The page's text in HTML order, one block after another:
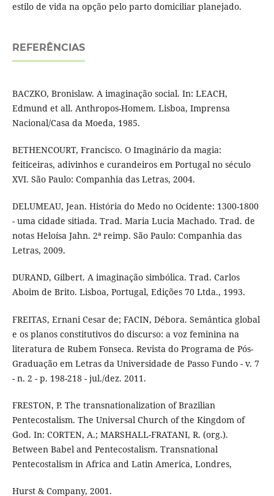
estilo de vida na opção pelo parto domiciliar planejado.
REFERÊNCIAS
BACZKO, Bronislaw. A imaginação social. In: LEACH,
Edmund et all. Anthropos-Homem. Lisboa, Imprensa
Nacional/Casa da Moeda, 1985.
BETHENCOURT, Francisco. O Imaginário da magia:
feiticeiras, adivinhos e curandeiros em Portugal no século
XVI. São Paulo: Companhia das Letras, 2004.
DELUMEAU, Jean. História do Medo no Ocidente: 1300-1800
- uma cidade sitiada. Trad. Maria Lucia Machado. Trad. de
notas Heloísa Jahn. 2ª reimp. São Paulo: Companhia das
Letras, 2009.
DURAND, Gilbert. A imaginação simbólica. Trad. Carlos
Aboim de Brito. Lisboa, Portugal, Edições 70 Ltda., 1993.
FREITAS, Ernani Cesar de; FACIN, Débora. Semântica global
e os planos constitutivos do discurso: a voz feminina na
literatura de Rubem Fonseca. Revista do Programa de Pós-
Graduação em Letras da Universidade de Passo Fundo - v. 7
- n. 2 - p. 198-218 - jul./dez. 2011.
FRESTON, P. The transnationalization of Brazilian
Pentecostalism. The Universal Church of the Kingdom of
God. In: CORTEN, A.; MARSHALL-FRATANI, R. (org.).
Between Babel and Pentecostalism. Transnational
Pentecostalism in Africa and Latin America, Londres,
Hurst & Company, 2001.